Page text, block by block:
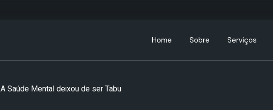
Home Sobre Serviços
A Saúde Mental deixou de ser Tabu